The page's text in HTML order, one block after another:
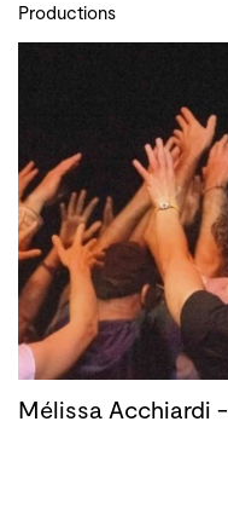
Productions
Mélissa Acchiardi